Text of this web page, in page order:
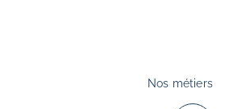
Nos métiers